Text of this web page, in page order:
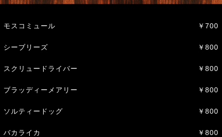
モスコミュール ￥700
シーブリーズ ￥800
スクリュードライバー ￥800
ブラッディーメアリー ￥800
ソルティードッグ ￥800
バカライカ ￥800